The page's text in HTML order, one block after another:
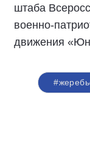
штаба
военно-
движения